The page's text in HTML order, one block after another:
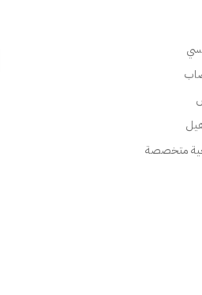
متخصصة